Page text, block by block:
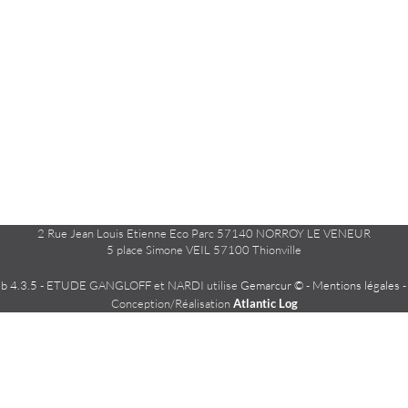
2 Rue Jean Louis Etienne Eco Parc 57140 NORROY LE VENEUR
5 place Simone VEIL 57100 Thionville
4.3.5 - ETUDE GANGLOFF et NARDI utilise Gemarcur ©- Mentions légales -
Conception/Réalisation Atlantic Log